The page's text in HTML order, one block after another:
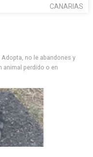
CANARIAS
Adopta, no le abandones y
animal perdido o en